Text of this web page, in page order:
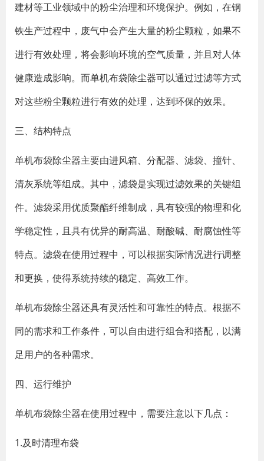
建材等工业领域中的粉尘治理和环境保护。例如，在钢
铁生产过程中，废气中会产生大量的粉尘颗粒，如果不
进行有效处理，将会影响环境的空气质量，并且对人体
健康造成影响。而单机布袋除尘器可以通过过滤等方式
对这些粉尘颗粒进行有效的处理，达到环保的效果。
三、结构特点
单机布袋除尘器主要由进风箱、分配器、滤袋、撞针、
清灰系统等组成。其中，滤袋是实现过滤效果的关键组
件。滤袋采用优质聚酯纤维制成，具有较强的物理和化
学稳定性，且具有优异的耐高温、耐酸碱、耐腐蚀性等
特点。滤袋在使用过程中，可以根据实际情况进行调整
和更换，使得系统持续的稳定、高效工作。
单机布袋除尘器还具有灵活性和可靠性的特点。根据不
同的需求和工作条件，可以自由进行组合和搭配，以满
足用户的各种需求。
四、运行维护
单机布袋除尘器在使用过程中，需要注意以下几点：
1.及时清理布袋